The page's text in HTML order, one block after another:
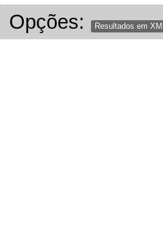
Opções: Resultados em XML